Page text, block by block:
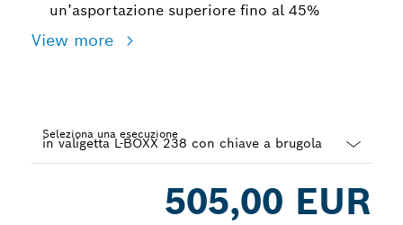
un’asportazione superiore fino al 45%
View more
Seleziona una esecuzione
505,00 EUR